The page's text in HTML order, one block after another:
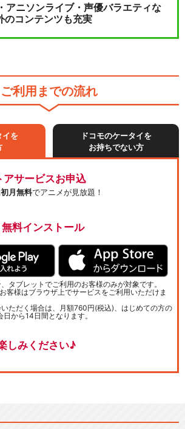
アニソンライブ・声優バラエティな
のコンテンツも充実
ご利用までの流れ
イを
ドコモのケータイを
お持ちでない方
サービスお申込
月無料でアニメが見放題！
料インストール
タブレットでご利用のお客様のみが対象です。
客様はブラウザ上でサービスをご利用いただけま
ただく場合は、月額760円(税込)、はじめての方の
から14日間となります。
しみください♪